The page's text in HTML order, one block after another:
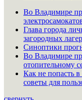
Во Владимире
Глава города
загородных
Синоптики
Во Владимире
отопительному
Как не попасть
советы для